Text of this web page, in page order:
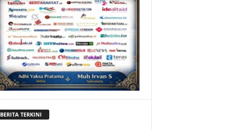
BERITA TERKINI